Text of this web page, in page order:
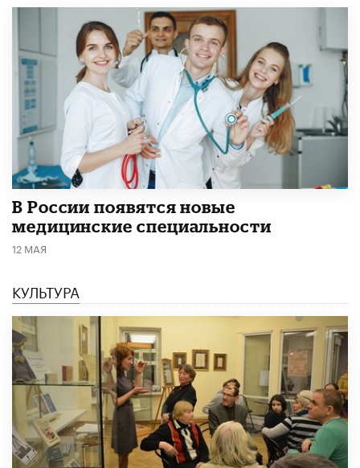
В России появятся новые
медицинские специальности
12 МАЯ
КУЛЬТУРА